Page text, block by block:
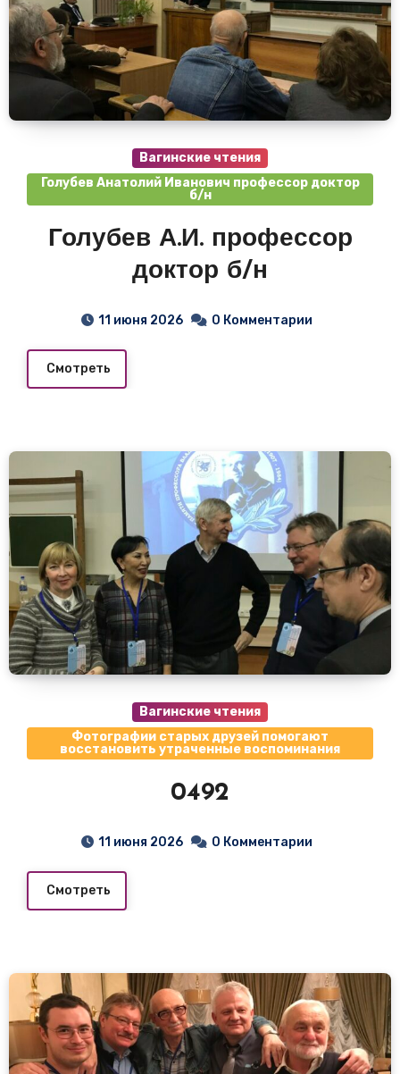
Вагинские чтения
Голубев Анатолий Иванович профессор доктор
б/н
Голубев А.И. профессор
доктор б/н
11 июня 2026 0 Комментарии
Смотреть
Вагинские чтения
Фотографии старых друзей помогают
восстановить утраченные воспоминания
0492
11 июня 2026 0 Комментарии
Смотреть